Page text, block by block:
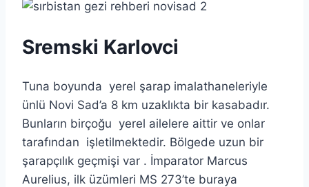
Sremski Karlovci
Tuna boyunda yerel şarap imalathaneleriyle
ünlü Novi Sad’a 8 km uzaklıkta bir kasabadır.
Bunların birçoğu yerel ailelere aittir ve onlar
tarafından işletilmektedir. Bölgede uzun bir
şarapçılık geçmişi var . İmparator Marcus
Aurelius, ilk üzümleri MS 273’te buraya